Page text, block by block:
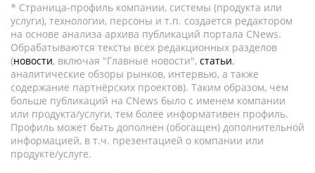
* Страница-профиль компании, системы (продукта или
услуги), технологии, персоны и т.п. создается редактором
на основе анализа архива публикаций портала CNews.
Обрабатываются тексты всех редакционных разделов
(новости, включая "Главные новости", статьи,
аналитические обзоры рынков, интервью, а также
содержание партнёрских проектов). Таким образом, чем
больше публикаций на CNews было с именем компании
или продукта/услуги, тем более информативен профиль.
Профиль может быть дополнен (обогащен) дополнительной
информацией, в т.ч. презентацией о компании или
продукте/услуге.